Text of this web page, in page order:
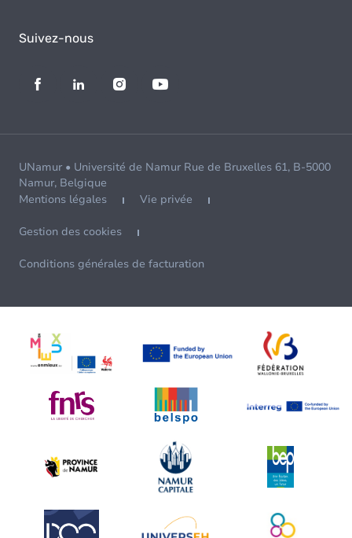
Suivez-nous
UNamur • Université de Namur Rue de Bruxelles 61, B-5000
Namur, Belgique
Mentions légales
Vie privée
Gestion des cookies
Conditions générales de facturation